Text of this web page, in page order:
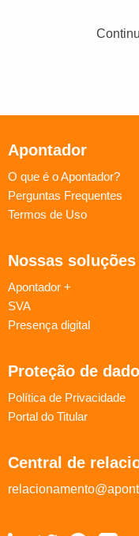
Apontador
O que é o Apontador?
Perguntas Frequentes
Termos de Uso
Nossas soluções
Apontador +
SVA
Presença digital
Proteção de
Política de Privacidade
Portal do Titular
Central de